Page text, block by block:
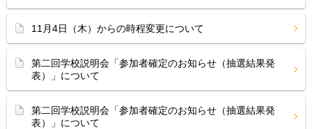
11月4日（木）からの時程変更について
第二回学校説明会「参加者確定のお知らせ（抽選結果発
表）」について
第二回学校説明会「参加者確定のお知らせ（抽選結果発
表）」について